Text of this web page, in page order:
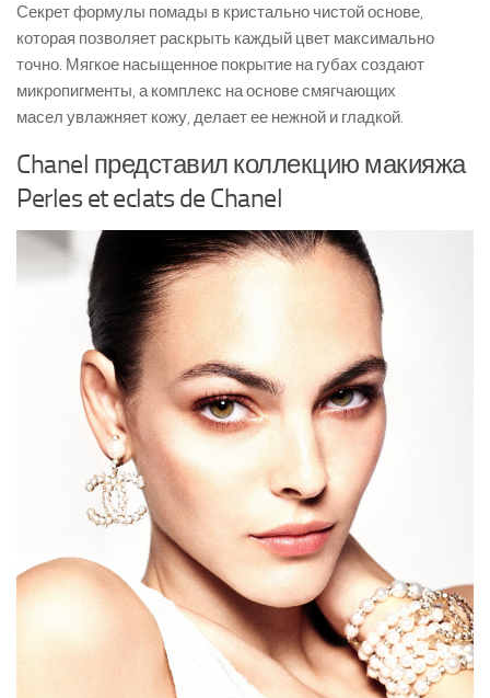
Секрет формулы помады в кристально чистой основе,
которая позволяет раскрыть каждый цвет максимально
точно. Мягкое насыщенное покрытие на губах создают
микропигменты, а комплекс на основе смягчающих
масел увлажняет кожу, делает ее нежной и гладкой.
Chanel представил коллекцию макияжа
Perles et eclats de Chanel